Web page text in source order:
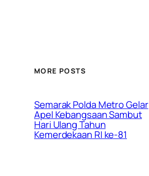
MORE POSTS
Semarak Polda Metro Gelar
Apel Kebangsaan Sambut
Hari Ulang Tahun
Kemerdekaan RI ke-81